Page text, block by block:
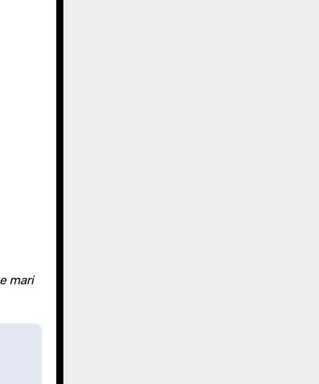
mari